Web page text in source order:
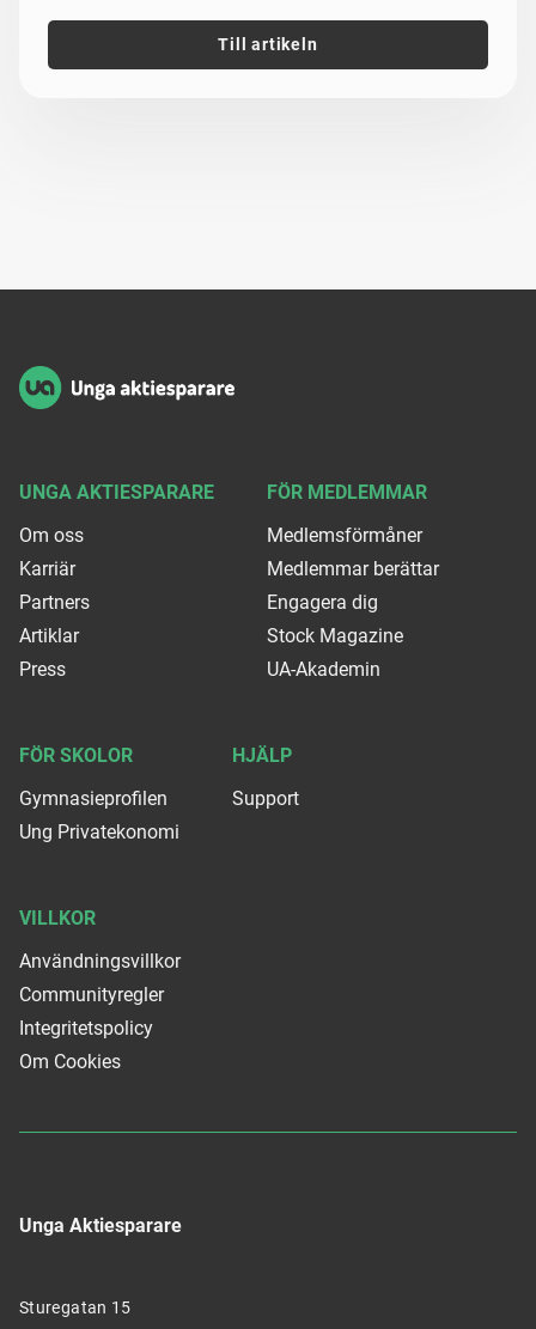
Till artikeln
Unga Aktiesparare
Sturegatan 15
UNGA AKTIESPARARE
Om oss
Karriär
Partners
Artiklar
Press
FÖR MEDLEMMAR
Medlemsförmåner
Medlemmar berättar
Engagera dig
Stock Magazine
UA-Akademin
FÖR SKOLOR
Gymnasieprofilen
Ung Privatekonomi
HJÄLP
Support
VILLKOR
Användningsvillkor
Communityregler
Integritetspolicy
Om Cookies